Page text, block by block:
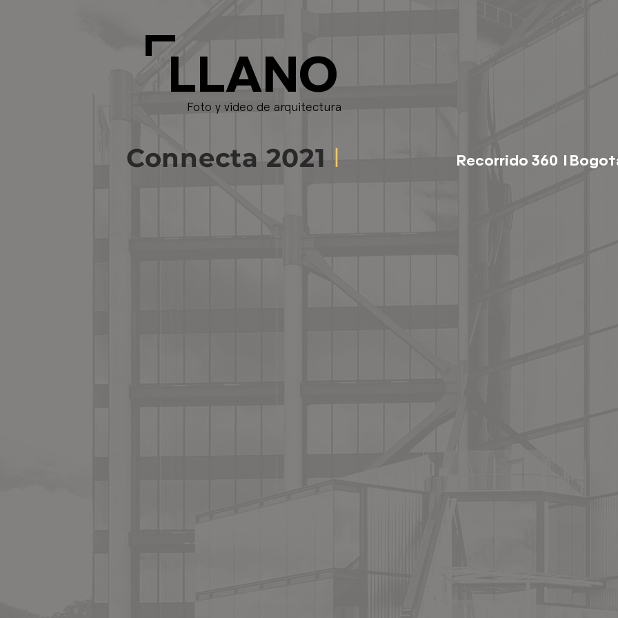
L
LLANO
Foto y video de arquitectura
Connecta 2021 l Recorrido 360 l